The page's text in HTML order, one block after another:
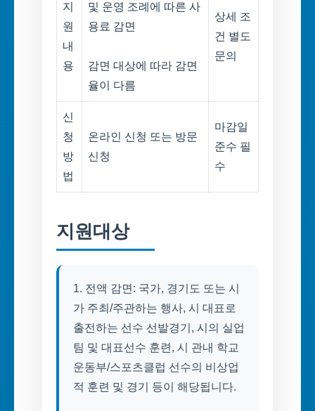
지
원
내
용
및 운영 조례에 따른 사
용료 감면
감면 대상에 따라 감면
율이 다름
상세 조
건 별도
문의
신
청
방
법
온라인 신청 또는 방문
신청
마감일
준수 필
수
지원대상
1. 전액 감면: 국가, 경기도 또는 시
가 주최/주관하는 행사, 시 대표로
출전하는 선수 선발경기, 시의 실업
팀 및 대표선수 훈련, 시 관내 학교
운동부/스포츠클럽 선수의 비상업
적 훈련 및 경기 등이 해당됩니다.